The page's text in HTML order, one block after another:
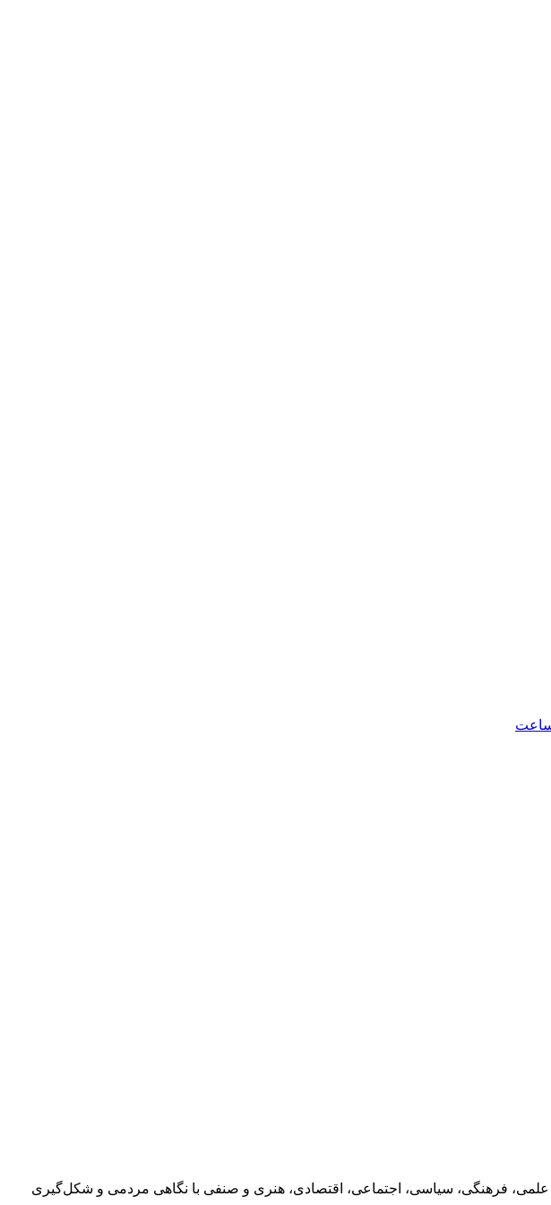
فرهنگی، سیاسی، اجتماعی، اقتصادی، هنری و صنفی با نگاهی مردمی و شکل‌گیری